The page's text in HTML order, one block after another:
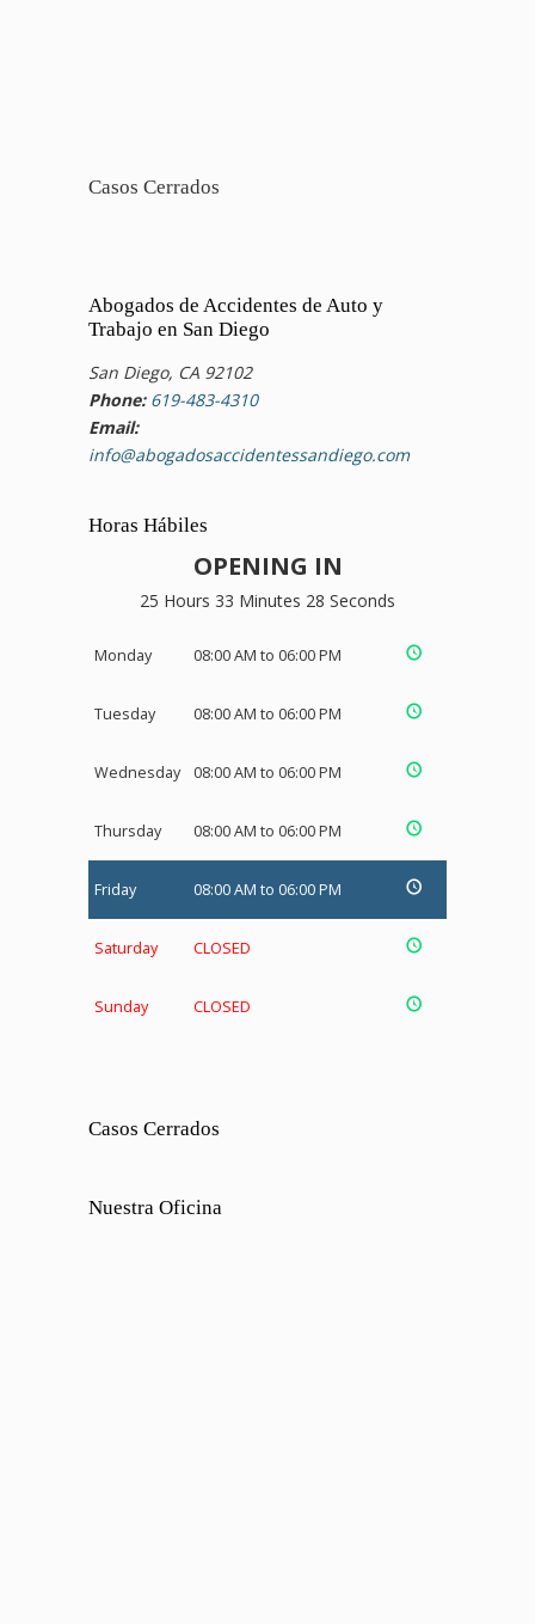
Casos Cerrados
Abogados de Accidentes de Auto y
Trabajo en San Diego
San Diego, CA 92102
Phone: 619-483-4310
Email:
info@abogadosaccidentessandiego.com
Horas Hábiles
OPENING IN
25 Hours 33 Minutes 28 Seconds
Monday 08:00 AM to 06:00 PM
Tuesday 08:00 AM to 06:00 PM
Wednesday 08:00 AM to 06:00 PM
Thursday 08:00 AM to 06:00 PM
Friday 08:00 AM to 06:00 PM
Saturday CLOSED
Sunday CLOSED
Casos Cerrados
Nuestra Oficina